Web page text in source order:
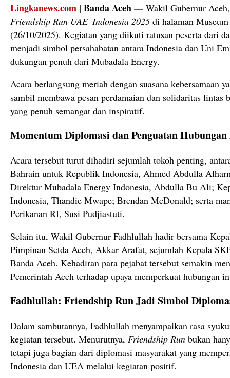
Lingkanews.com | Banda Aceh — Wakil Gubernur
Friendship Run UAE–Indonesia 2025 di halaman
(26/10/2025). Kegiatan yang diikuti ratusan peserta dari
menjadi simbol persahabatan antara Indonesia dan Uni
dukungan penuh dari Mubadala Energy.
Acara berlangsung meriah dengan suasana kebersamaan
sambil membawa pesan perdamaian dan solidaritas lintas
yang penuh semangat dan inspiratif.
Momentum Diplomasi dan Penguatan Hubungan
Acara tersebut turut dihadiri sejumlah tokoh penting,
Bahrain untuk Republik Indonesia, Ahmed Abdulla
Direktur Mubadala Energy Indonesia, Abdulla Bu Ali;
Indonesia, Thandie Mwape; Brendan McDonald; serta
Perikanan RI, Susi Pudjiastuti.
Selain itu, Wakil Gubernur Fadhlullah hadir bersama
Pimpinan Setda Aceh, Akkar Arafat, sejumlah Kepala
Banda Aceh. Kehadiran para pejabat tersebut semakin
Pemerintah Aceh terhadap upaya memperkuat hubungan
Fadhlullah: Friendship Run Jadi Simbol
Dalam sambutannya, Fadhlullah menyampaikan rasa
kegiatan tersebut. Menurutnya, Friendship Run bukan
tetapi juga bagian dari diplomasi masyarakat yang
Indonesia dan UEA melalui kegiatan positif.